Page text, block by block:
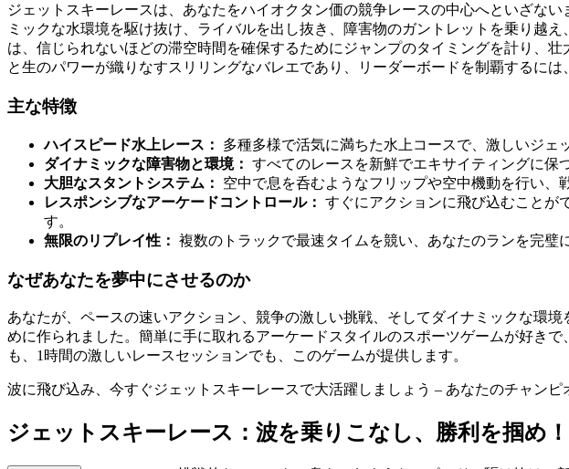
ジェットスキーレースは、あなたをハイオクタン価の競争レースの中心へといざな
ミックな水環境を駆け抜け、ライバルを出し抜き、障害物のガントレットを乗り越
は、信じられないほどの滞空時間を確保するためにジャンプのタイミングを計り、
と生のパワーが織りなすスリリングなバレエであり、リーダーボードを制覇するに
主な特徴
ハイスピード水上レース：
多種多様で活気に満ちた水上コースで、激しいジェ
ダイナミックな障害物と環境： すべてのレースを新鮮でエキサイティングに保
大胆なスタントシステム：
空中で息を呑むようなフリップや空中機動を行い、
レスポンシブなアーケードコントロール： すぐにアクションに飛び込むことが
す。
無限のリプレイ性： 複数のトラックで最速タイムを競い、あなたのランを完璧
なぜあなたを夢中にさせるのか
あなたが、ペースの速いアクション、競争の激しい挑戦、そしてダイナミックな環
めに作られました。簡単に手に取れるアーケードスタイルのスポーツゲームが好き
も、1時間の激しいレースセッションでも、このゲームが提供します。
波に飛び込み、今すぐジェットスキーレースで大活躍しましょう – あなたのチャンピ
ジェットスキーレース：波を乗りこなし、勝利を掴め！